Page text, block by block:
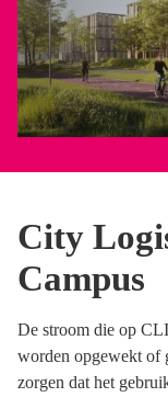
City
Campus
De stroom die op
worden opgewekt of
zorgen dat het